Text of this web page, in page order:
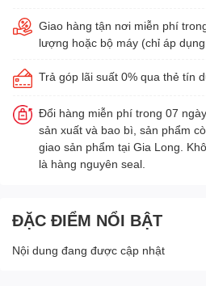
Giao hàng tận nơi miễn phí
lượng hoặc bộ máy (chỉ áp
Trả góp lãi suất 0% qua thẻ tín
Đổi hàng miễn phí trong 07
sản xuất và bao bì, sản phẩm
giao sản phẩm tại Gia Long.
là hàng nguyên seal.
ĐẶC ĐIỂM NỔI BẬT
Nội dung đang được cập nhật